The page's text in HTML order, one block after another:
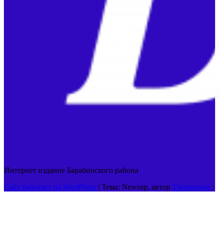
Интернет издание Барабинского района
Сайт работает на WordPress | Тема: Newsup, автор Themeansar